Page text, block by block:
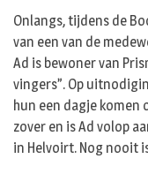
Onlangs, tijdens de
van een van de
Ad is bewoner van
vingers”. Op
hun een dagje komen
zover en is Ad volop
in Helvoirt. Nog nooit